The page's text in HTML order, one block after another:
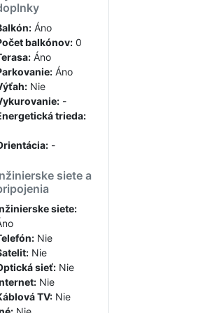
Áno
balkónov: 0
Áno
Áno
Nie
-
trieda:
-
siete a
siete:
Nie
Nie
sieť: Nie
Nie
TV: Nie